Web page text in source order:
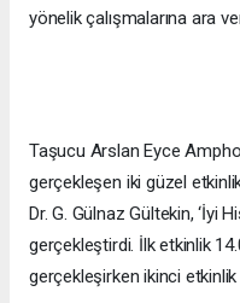
yönelik çalışmalarına ara
Taşucu Arslan Eyce
gerçekleşen iki güzel
Dr. G. Gülnaz Gültekin, ‘İyi
gerçekleştirdi. İlk etkinlik
gerçekleşirken ikinci etkinlik